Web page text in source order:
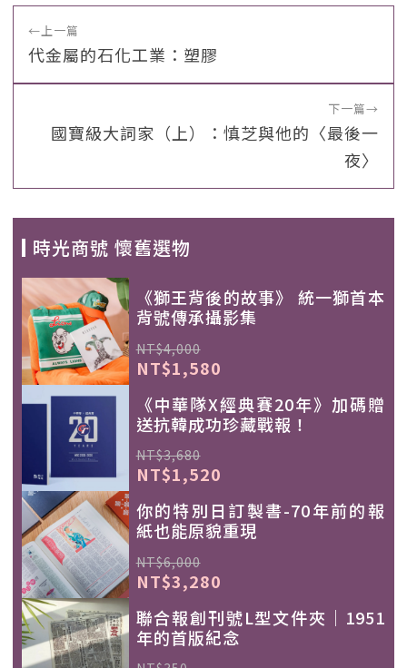
←上一篇
代金屬的石化工業：塑膠
下一篇→
國寶級大詞家（上）：慎芝與他的〈最後一
夜〉
時光商號 懷舊選物
《獅王背後的故事》 統一獅首本
背號傳承攝影集
NT$4,000
NT$1,580
《中華隊X經典賽20年》加碼贈
送抗韓成功珍藏戰報！
NT$3,680
NT$1,520
你的特別日訂製書-70年前的報
紙也能原貌重現
NT$6,000
NT$3,280
聯合報創刊號L型文件夾｜1951
年的首版紀念